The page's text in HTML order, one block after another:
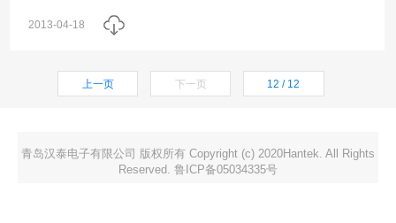
2013-04-18
上一页 下一页 12 / 12
青岛汉泰电子有限公司 版权所有 Copyright (c) 2020Hantek. All Rights
Reserved. 鲁ICP备05034335号